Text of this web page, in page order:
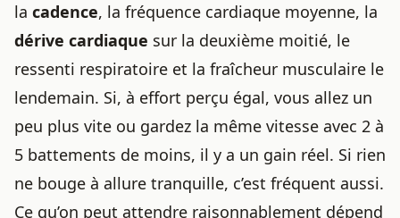
la cadence, la fréquence cardiaque moyenne, la
dérive cardiaque sur la deuxième moitié, le
ressenti respiratoire et la fraîcheur musculaire le
lendemain. Si, à effort perçu égal, vous allez un
peu plus vite ou gardez la même vitesse avec 2 à
5 battements de moins, il y a un gain réel. Si rien
ne bouge à allure tranquille, c’est fréquent aussi.
Ce qu’on peut attendre raisonnablement dépend